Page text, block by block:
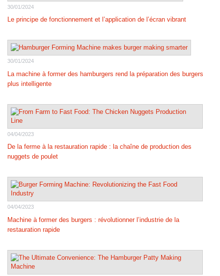
30/01/2024
Le principe de fonctionnement et l’application de l’écran vibrant
30/01/2024
La machine à former des hamburgers rend la préparation des burgers
plus intelligente
04/04/2023
De la ferme à la restauration rapide : la chaîne de production des
nuggets de poulet
04/04/2023
Machine à former des burgers : révolutionner l’industrie de la
restauration rapide